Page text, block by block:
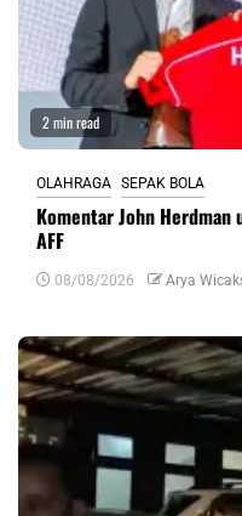
2 min read
OLAHRAGA SEPAK BOLA
Komentar John Herdman
AFF
08/08/2026 Arya